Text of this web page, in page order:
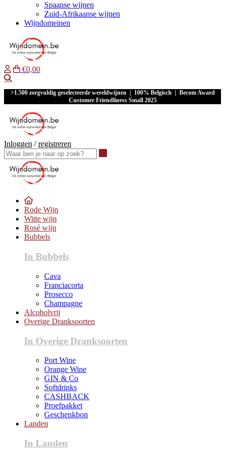
Spaanse wijnen
Zuid-Afrikaanse wijnen
Wijndomeinen
€0,00
>1.500 zorgvuldig geselecteerde wereldwijnen | 100% Belgisch | Becom Award
Customer Friendliness Small 2025
Inloggen /registreren
Rode Wijn
Witte wijn
Rosé wijn
Bubbels
In Bubbels
Cava
Franciacorta
Prosecco
Champagne
Alcoholvrij
Overige Dranksoorten
In Overige Dranksoorten
Port Wine
Orange Wine
GIN & Co
Softdrinks
CASHBACK
Proefpakket
Geschenkbon
Landen
In Landen